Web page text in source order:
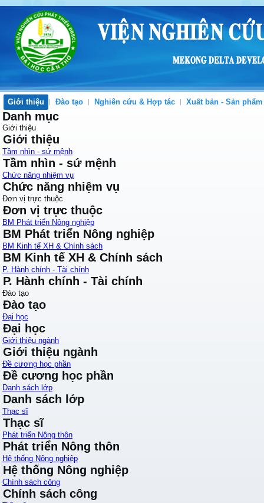
Giới thiệu Đào tạo Nghiên cứu & Hợp tác Xuất bản - Sản phẩm
Danh mục
Giới thiệu
Giới thiệu
Tầm nhìn - sứ mệnh
Tầm nhìn - sứ mệnh
Chức năng nhiệm vụ
Chức năng nhiệm vụ
Đơn vị trực thuộc
Đơn vị trực thuộc
BM Phát triển Nông nghiệp
BM Phát triển Nông nghiệp
BM Kinh tế XH & Chính sách
BM Kinh tế XH & Chính sách
P. Hành chính - Tài chính
P. Hành chính - Tài chính
Đào tạo
Đào tạo
Đại học
Đại học
Giới thiệu ngành
Giới thiệu ngành
Đề cương học phần
Đề cương học phần
Danh sách lớp
Danh sách lớp
Thạc sĩ
Thạc sĩ
Phát triển Nông thôn
Phát triển Nông thôn
Hệ thống Nông nghiệp
Hệ thống Nông nghiệp
Chính sách công
Chính sách công